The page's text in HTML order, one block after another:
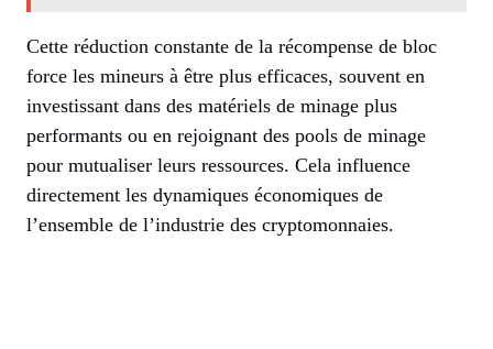
Cette réduction constante de la récompense de bloc
force les mineurs à être plus efficaces, souvent en
investissant dans des matériels de minage plus
performants ou en rejoignant des pools de minage
pour mutualiser leurs ressources. Cela influence
directement les dynamiques économiques de
l’ensemble de l’industrie des cryptomonnaies.